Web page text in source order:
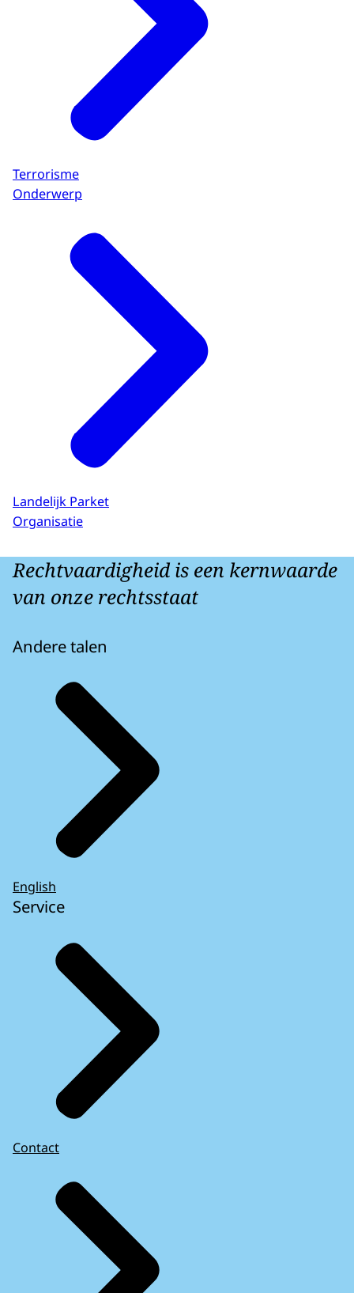
Terrorisme
Onderwerp
Landelijk Parket
Organisatie
Rechtvaardigheid is een kernwaarde
van onze rechtsstaat
Andere talen
English
Service
Contact